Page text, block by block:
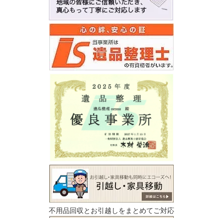
不用品回収とお引越しをまとめてご対応